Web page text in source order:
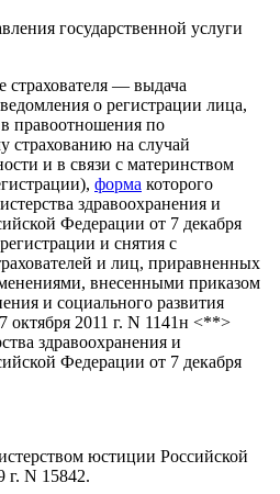
государственной услуги
страхователя — выдача
о регистрации лица,
правоотношения по
страхованию на случай
и в связи с материнством
форма которого
здравоохранения и
Федерации от 7 декабря
и снятия с
и лиц, приравненных
внесенными приказом
и социального развития
октября 2011 г. N 1141н <**>
здравоохранения и
Федерации от 7 декабря
юстиции Российской
г. N 15842.